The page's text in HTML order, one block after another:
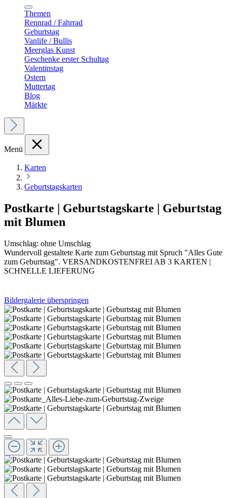
Themen
Rennrad / Fahrrad
Geburtstag
Vanlife / Bullis
Meerglas Kunst
Geschenke erster Schultag
Valentinstag
Ostern
Muttertag
Blog
Märkte
Menü
Karten
Geburtstagskarten
Postkarte | Geburtstagskarte | Geburtstag
mit Blumen
Umschlag: ohne Umschlag
Wundervoll gestaltete Karte zum Geburtstag mit Spruch "Alles Gute
zum Geburtstag". VERSANDKOSTENFREI AB 3 KARTEN |
SCHNELLE LIEFERUNG
Bildergalerie überspringen